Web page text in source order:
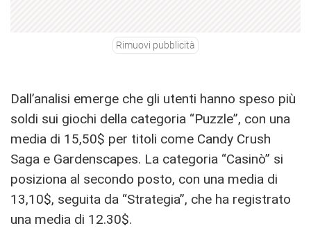
Rimuovi pubblicità
Dall’analisi emerge che gli utenti hanno speso più
soldi sui giochi della categoria “Puzzle”, con una
media di 15,50$ per titoli come Candy Crush
Saga e Gardenscapes. La categoria “Casinò” si
posiziona al secondo posto, con una media di
13,10$, seguita da “Strategia”, che ha registrato
una media di 12.30$.